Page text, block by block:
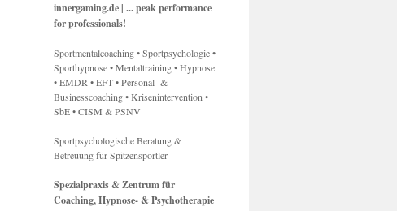
innergaming.de | ... peak performance
for professionals!
Sportmentalcoaching • Sportpsychologie •
Sporthypnose • Mentaltraining • Hypnose
• EMDR • EFT • Personal- &
Businesscoaching • Krisenintervention •
SbE • CISM & PSNV
Sportpsychologische Beratung &
Betreuung für Spitzensportler
Spezialpraxis & Zentrum für
Coaching, Hypnose- & Psychotherapie